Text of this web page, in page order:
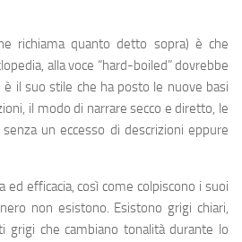
richiama quanto detto sopra) è che
alla voce “hard-boiled” dovrebbe
il suo stile che ha posto le nuove basi
il modo di narrare secco e diretto, le
un eccesso di descrizioni eppure
ed efficacia, così come colpiscono i suoi
non esistono. Esistono grigi chiari,
grigi che cambiano tonalità durante lo